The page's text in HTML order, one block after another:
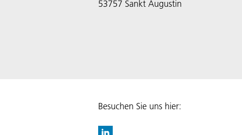
53757 Sankt Augustin
Besuchen Sie uns hier: